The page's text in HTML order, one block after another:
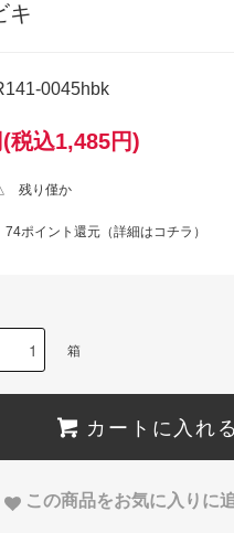
キ
0045hbk
税込1,485円)
残り僅か
ポイント還元（詳細はコチラ ）
箱
カートに入れる
この商品をお気に入りに